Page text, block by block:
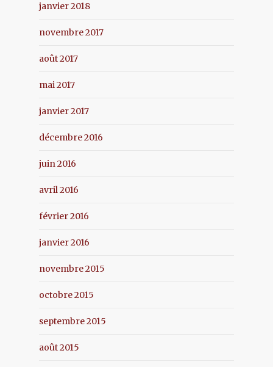
janvier 2018
novembre 2017
août 2017
mai 2017
janvier 2017
décembre 2016
juin 2016
avril 2016
février 2016
janvier 2016
novembre 2015
octobre 2015
septembre 2015
août 2015